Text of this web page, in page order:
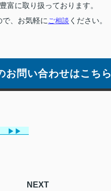
富に取り扱っております。
、お気軽に ご相談 ください。
お問い合わせはこちら
▶▶
NEXT